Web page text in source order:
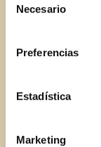
la web aparece
Si se desea ver
privado y
no habiendo
identifican de
Necesario
Preferencias
Estadística
Marketing
Pepper
1. Chop up the